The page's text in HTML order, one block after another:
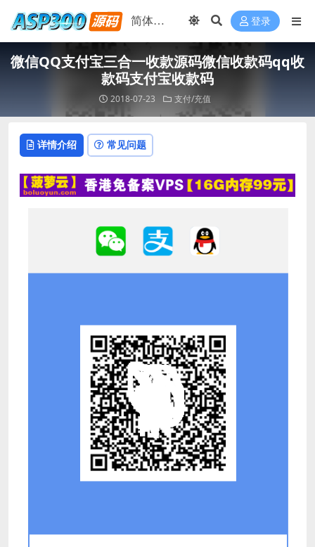
登录
微信QQ支付宝三合一收款源码微信收款码qq收
款码支付宝收款码
2018-07-23 支付/充值
详情介绍 常见问题